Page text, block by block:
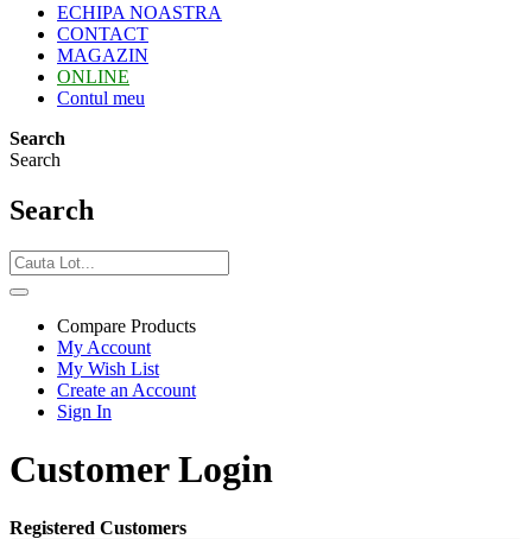
ECHIPA NOASTRA
CONTACT
MAGAZIN
ONLINE
Contul meu
Search
Search
Search
Compare Products
My Account
My Wish List
Create an Account
Sign In
Customer Login
Registered Customers